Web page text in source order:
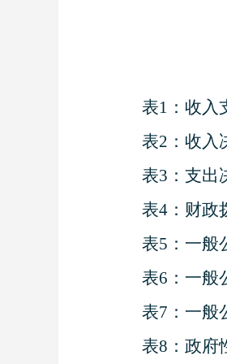
表1 ：收
表2 ：收入
表3 ：支出
表4：财政
表5 ：一
表6 ：一
表7 ：一
表8 ：政